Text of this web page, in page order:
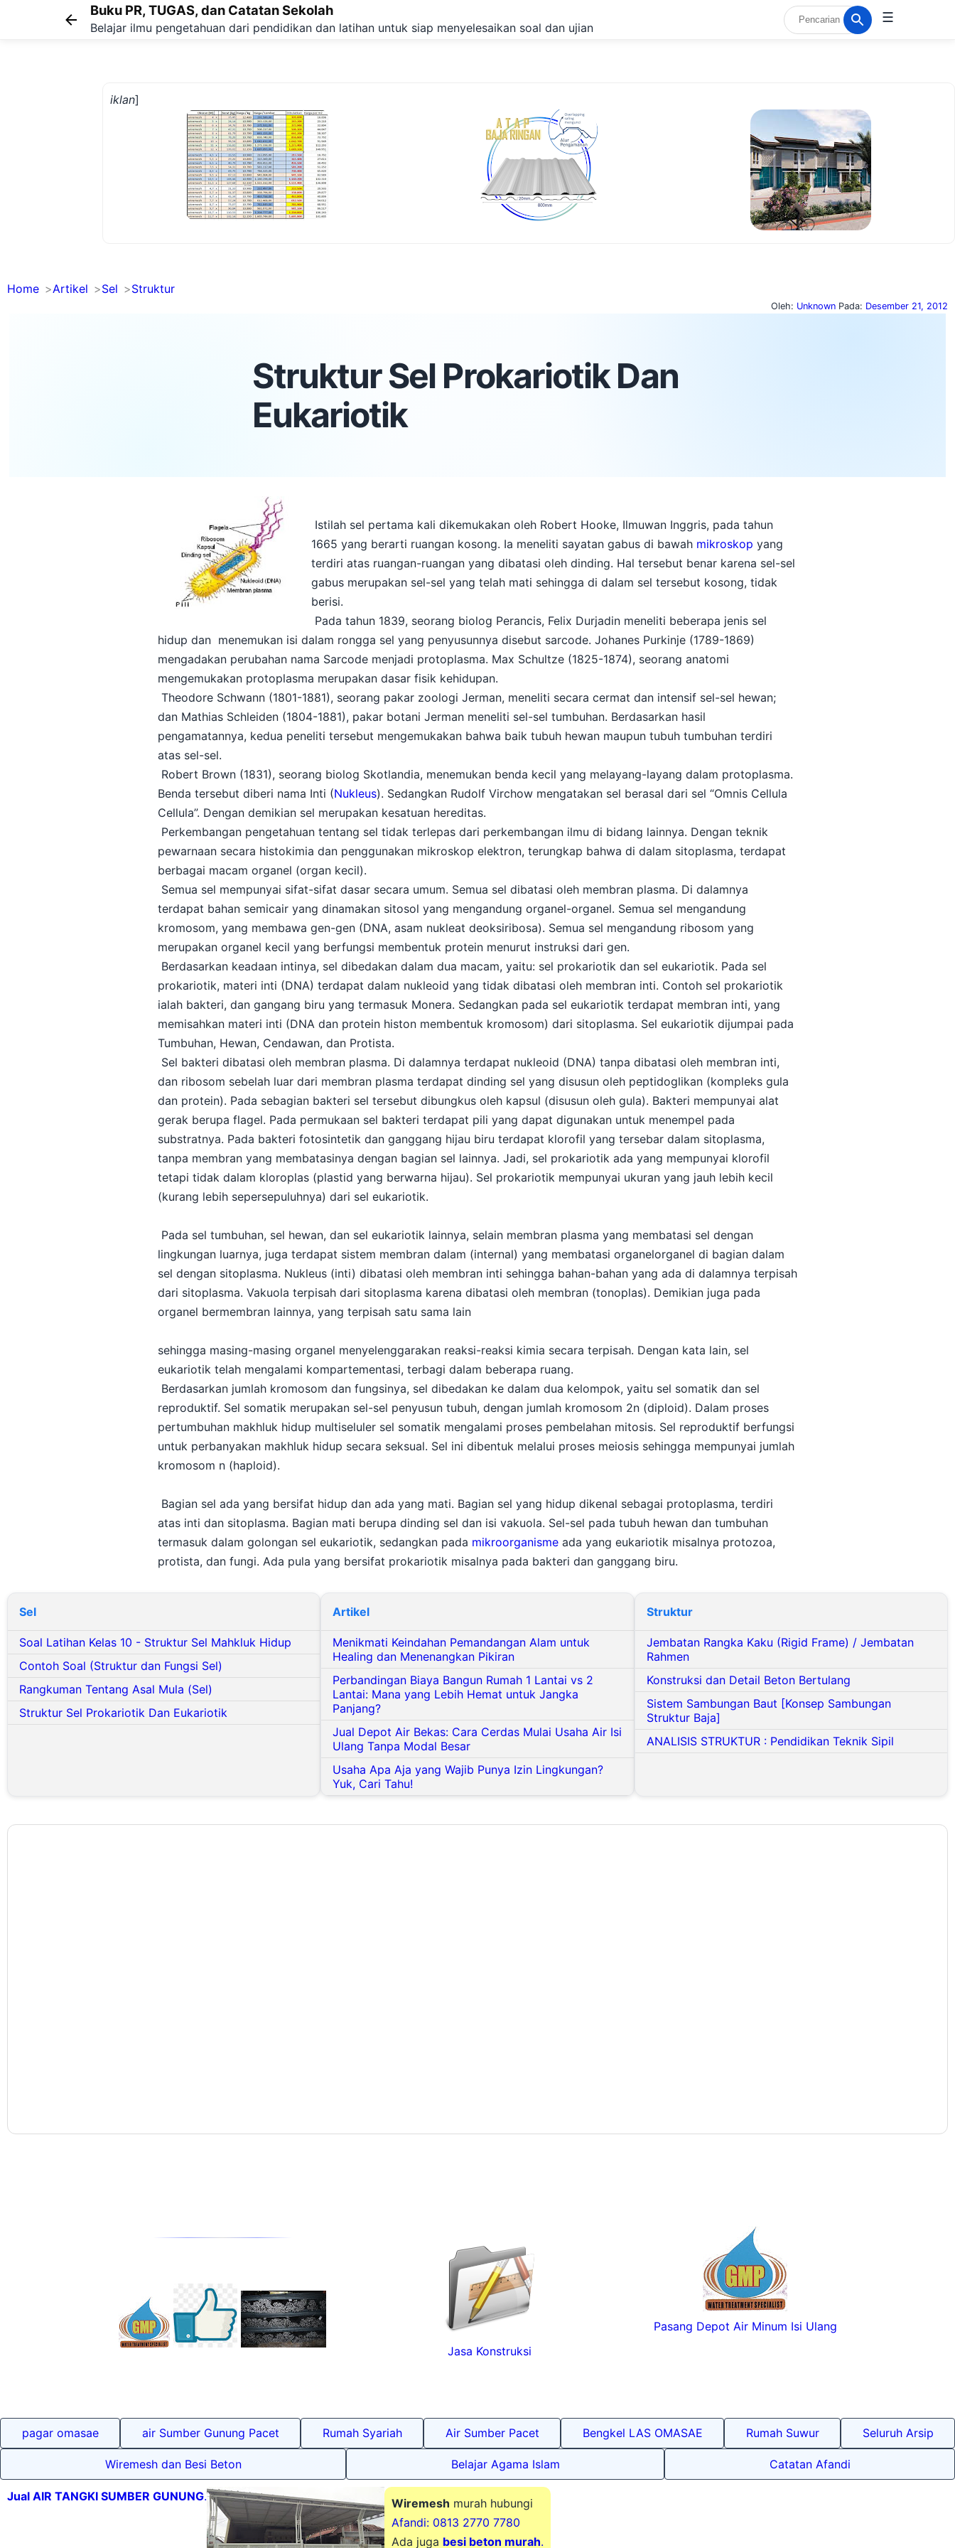
Buku PR, TUGAS, dan Catatan Sekolah
Belajar ilmu pengetahuan dari pendidikan dan latihan untuk siap menyelesaikan soal dan ujian
☰
iklan]
Home Artikel Sel Struktur
Oleh: Unknown Pada: Desember 21, 2012
Struktur Sel Prokariotik Dan
Eukariotik
Istilah sel pertama kali dikemukakan oleh Robert Hooke, Ilmuwan Inggris, pada tahun
1665 yang berarti ruangan kosong. Ia meneliti sayatan gabus di bawah mikroskop yang
terdiri atas ruangan-ruangan yang dibatasi oleh dinding. Hal tersebut benar karena sel-sel
gabus merupakan sel-sel yang telah mati sehingga di dalam sel tersebut kosong, tidak
berisi.
Pada tahun 1839, seorang biolog Perancis, Felix Durjadin meneliti beberapa jenis sel
hidup dan menemukan isi dalam rongga sel yang penyusunnya disebut sarcode. Johanes Purkinje (1789-1869)
mengadakan perubahan nama Sarcode menjadi protoplasma. Max Schultze (1825-1874), seorang anatomi
mengemukakan protoplasma merupakan dasar fisik kehidupan.
Theodore Schwann (1801-1881), seorang pakar zoologi Jerman, meneliti secara cermat dan intensif sel-sel hewan;
dan Mathias Schleiden (1804-1881), pakar botani Jerman meneliti sel-sel tumbuhan. Berdasarkan hasil
pengamatannya, kedua peneliti tersebut mengemukakan bahwa baik tubuh hewan maupun tubuh tumbuhan terdiri
atas sel-sel.
Robert Brown (1831), seorang biolog Skotlandia, menemukan benda kecil yang melayang-layang dalam protoplasma.
Benda tersebut diberi nama Inti (Nukleus). Sedangkan Rudolf Virchow mengatakan sel berasal dari sel “Omnis Cellula
Cellula”. Dengan demikian sel merupakan kesatuan hereditas.
Perkembangan pengetahuan tentang sel tidak terlepas dari perkembangan ilmu di bidang lainnya. Dengan teknik
pewarnaan secara histokimia dan penggunakan mikroskop elektron, terungkap bahwa di dalam sitoplasma, terdapat
berbagai macam organel (organ kecil).
Semua sel mempunyai sifat-sifat dasar secara umum. Semua sel dibatasi oleh membran plasma. Di dalamnya
terdapat bahan semicair yang dinamakan sitosol yang mengandung organel-organel. Semua sel mengandung
kromosom, yang membawa gen-gen (DNA, asam nukleat deoksiribosa). Semua sel mengandung ribosom yang
merupakan organel kecil yang berfungsi membentuk protein menurut instruksi dari gen.
Berdasarkan keadaan intinya, sel dibedakan dalam dua macam, yaitu: sel prokariotik dan sel eukariotik. Pada sel
prokariotik, materi inti (DNA) terdapat dalam nukleoid yang tidak dibatasi oleh membran inti. Contoh sel prokariotik
ialah bakteri, dan gangang biru yang termasuk Monera. Sedangkan pada sel eukariotik terdapat membran inti, yang
memisahkan materi inti (DNA dan protein histon membentuk kromosom) dari sitoplasma. Sel eukariotik dijumpai pada
Tumbuhan, Hewan, Cendawan, dan Protista.
Sel bakteri dibatasi oleh membran plasma. Di dalamnya terdapat nukleoid (DNA) tanpa dibatasi oleh membran inti,
dan ribosom sebelah luar dari membran plasma terdapat dinding sel yang disusun oleh peptidoglikan (kompleks gula
dan protein). Pada sebagian bakteri sel tersebut dibungkus oleh kapsul (disusun oleh gula). Bakteri mempunyai alat
gerak berupa flagel. Pada permukaan sel bakteri terdapat pili yang dapat digunakan untuk menempel pada
substratnya. Pada bakteri fotosintetik dan ganggang hijau biru terdapat klorofil yang tersebar dalam sitoplasma,
tanpa membran yang membatasinya dengan bagian sel lainnya. Jadi, sel prokariotik ada yang mempunyai klorofil
tetapi tidak dalam kloroplas (plastid yang berwarna hijau). Sel prokariotik mempunyai ukuran yang jauh lebih kecil
(kurang lebih sepersepuluhnya) dari sel eukariotik.
Pada sel tumbuhan, sel hewan, dan sel eukariotik lainnya, selain membran plasma yang membatasi sel dengan
lingkungan luarnya, juga terdapat sistem membran dalam (internal) yang membatasi organelorganel di bagian dalam
sel dengan sitoplasma. Nukleus (inti) dibatasi oleh membran inti sehingga bahan-bahan yang ada di dalamnya terpisah
dari sitoplasma. Vakuola terpisah dari sitoplasma karena dibatasi oleh membran (tonoplas). Demikian juga pada
organel bermembran lainnya, yang terpisah satu sama lain
sehingga masing-masing organel menyelenggarakan reaksi-reaksi kimia secara terpisah. Dengan kata lain, sel
eukariotik telah mengalami kompartementasi, terbagi dalam beberapa ruang.
Berdasarkan jumlah kromosom dan fungsinya, sel dibedakan ke dalam dua kelompok, yaitu sel somatik dan sel
reproduktif. Sel somatik merupakan sel-sel penyusun tubuh, dengan jumlah kromosom 2n (diploid). Dalam proses
pertumbuhan makhluk hidup multiseluler sel somatik mengalami proses pembelahan mitosis. Sel reproduktif berfungsi
untuk perbanyakan makhluk hidup secara seksual. Sel ini dibentuk melalui proses meiosis sehingga mempunyai jumlah
kromosom n (haploid).
Bagian sel ada yang bersifat hidup dan ada yang mati. Bagian sel yang hidup dikenal sebagai protoplasma, terdiri
atas inti dan sitoplasma. Bagian mati berupa dinding sel dan isi vakuola. Sel-sel pada tubuh hewan dan tumbuhan
termasuk dalam golongan sel eukariotik, sedangkan pada mikroorganisme ada yang eukariotik misalnya protozoa,
protista, dan fungi. Ada pula yang bersifat prokariotik misalnya pada bakteri dan ganggang biru.
Sel
Soal Latihan Kelas 10 - Struktur Sel Mahkluk Hidup
Contoh Soal (Struktur dan Fungsi Sel)
Rangkuman Tentang Asal Mula (Sel)
Struktur Sel Prokariotik Dan Eukariotik
Artikel
Menikmati Keindahan Pemandangan Alam untuk
Healing dan Menenangkan Pikiran
Perbandingan Biaya Bangun Rumah 1 Lantai vs 2
Lantai: Mana yang Lebih Hemat untuk Jangka
Panjang?
Jual Depot Air Bekas: Cara Cerdas Mulai Usaha Air Isi
Ulang Tanpa Modal Besar
Usaha Apa Aja yang Wajib Punya Izin Lingkungan?
Yuk, Cari Tahu!
Struktur
Jembatan Rangka Kaku (Rigid Frame) / Jembatan
Rahmen
Konstruksi dan Detail Beton Bertulang
Sistem Sambungan Baut [Konsep Sambungan
Struktur Baja]
ANALISIS STRUKTUR : Pendidikan Teknik Sipil
Jasa Konstruksi
Pasang Depot Air Minum Isi Ulang
pagar omasae air Sumber Gunung Pacet Rumah Syariah Air Sumber Pacet Bengkel LAS OMASAE Rumah Suwur Seluruh Arsip
Wiremesh dan Besi Beton Belajar Agama Islam Catatan Afandi
Jual AIR TANGKI SUMBER GUNUNG. Wiremesh murah hubungi
Afandi: 0813 2770 7780
Ada juga besi beton murah.